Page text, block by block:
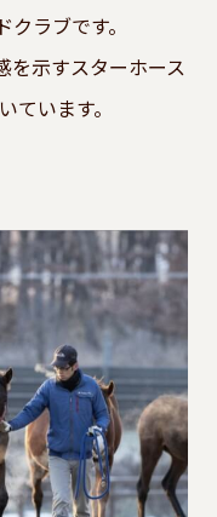
ラブです。
を示すスターホース
ています。